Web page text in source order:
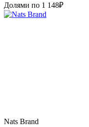
Долями по 1 148₽
Nats Brand